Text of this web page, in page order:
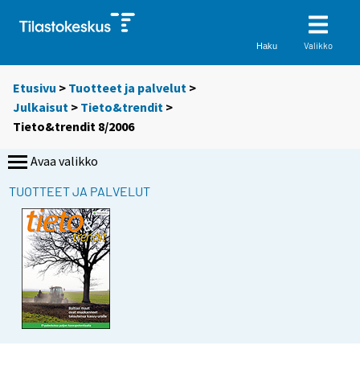
Haku Valikko
Etusivu > Tuotteet ja palvelut >
Julkaisut > Tieto&trendit >
Tieto&trendit 8/2006
Avaa valikko
TUOTTEET JA PALVELUT